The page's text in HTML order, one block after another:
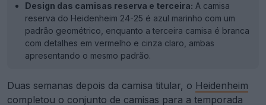
Design das camisas reserva e terceira: A camisa
reserva do Heidenheim 24-25 é azul marinho com um
padrão geométrico, enquanto a terceira camisa é branca
com detalhes em vermelho e cinza claro, ambas
apresentando o mesmo padrão.
Duas semanas depois da camisa titular, o Heidenheim
completou o conjunto de camisas para a temporada